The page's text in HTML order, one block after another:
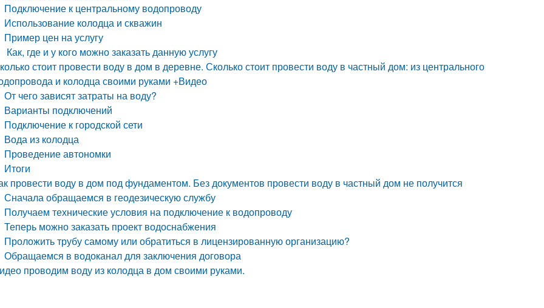
Подключение к центральному водопроводу
Использование колодца и скважин
Пример цен на услугу
Как, где и у кого можно заказать данную услугу
стоит провести воду в дом в деревне. Сколько стоит провести воду в частный дом: из центрального
и колодца своими руками +Видео
От чего зависят затраты на воду?
Варианты подключений
Подключение к городской сети
Вода из колодца
Проведение автономки
Итоги
провести воду в дом под фундаментом. Без документов провести воду в частный дом не получится
Сначала обращаемся в геодезическую службу
Получаем технические условия на подключение к водопроводу
Теперь можно заказать проект водоснабжения
Проложить трубу самому или обратиться в лицензированную организацию?
Обращаемся в водоканал для заключения договора
проводим воду из колодца в дом своими руками.